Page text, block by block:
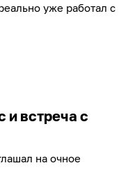
уже работал с
и встреча с
на очное